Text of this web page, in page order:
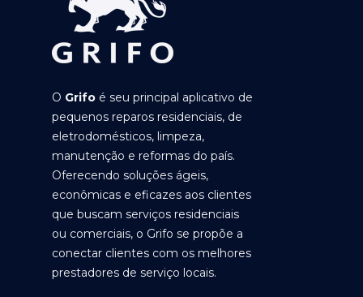
O Grifo é seu principal aplicativo de
pequenos reparos residenciais, de
eletrodomésticos, limpeza,
manutenção e reformas do país.
Oferecendo soluções ágeis,
econômicas e eficazes aos clientes
que buscam serviços residenciais
ou comerciais, o Grifo se propõe a
conectar clientes com os melhores
prestadores de serviço locais.